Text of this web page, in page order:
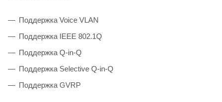
Поддержка Voice VLAN
Поддержка IEEE 802.1Q
Поддержка Q-in-Q
Поддержка Selective Q-in-Q
Поддержка GVRP